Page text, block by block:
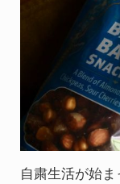
自粛生活が始